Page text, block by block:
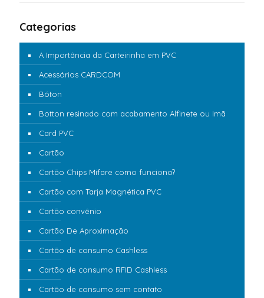
Categorias
A Importância da Carteirinha em PVC
Acessórios CARDCOM
Bóton
Botton resinado com acabamento Alfinete ou Imã
Card PVC
Cartão
Cartão Chips Mifare como funciona?
Cartão com Tarja Magnética PVC
Cartão convênio
Cartão De Aproximação
Cartão de consumo Cashless
Cartão de consumo RFID Cashless
Cartão de consumo sem contato